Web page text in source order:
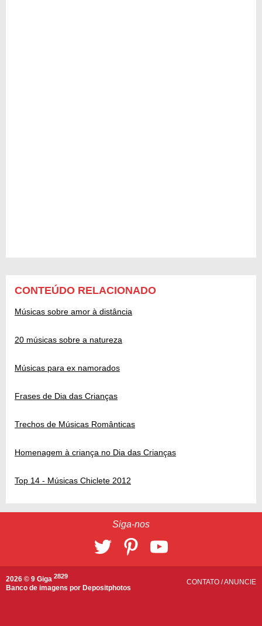
CONTEÚDO RELACIONADO
Músicas sobre amor à distância
20 músicas sobre a natureza
Músicas para ex namorados
Frases de Dia das Crianças
Trechos de Músicas Românticas
Homenagem à criança no Dia das Crianças
Top 14 - Músicas Chiclete 2012
Siga-nos
2026 © 9 Giga 2829
Banco de imagens por Depositphotos
CONTATO /ANUNCIE